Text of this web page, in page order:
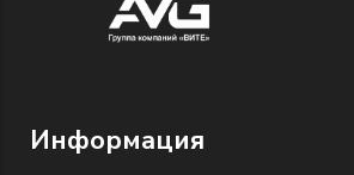
Информация